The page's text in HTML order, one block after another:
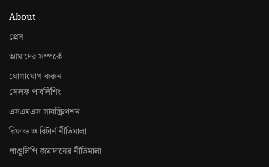
About
প্রেস
আমাদের সম্পর্কে
যোগাযোগ করুন
সেলফ পাবলিশিং
এসএমএস সাবস্ক্রিপশন
রিফান্ড ও রিটার্ন নীতিমালা
পাণ্ডূলিপি জমাদানের নীতিমালা